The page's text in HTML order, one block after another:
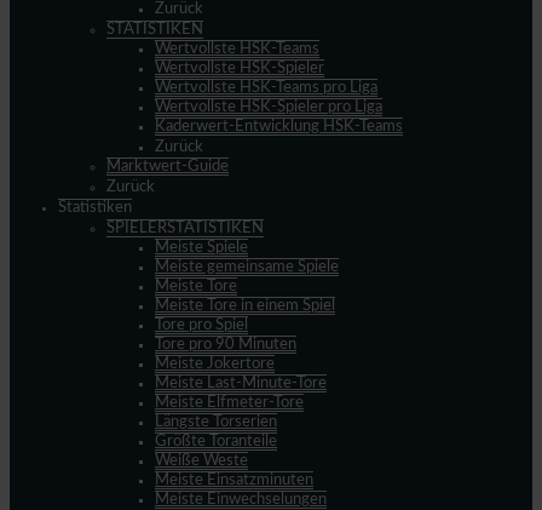
Zurück
STATISTIKEN
Wertvollste HSK-Teams
Wertvollste HSK-Spieler
Wertvollste HSK-Teams pro Liga
Wertvollste HSK-Spieler pro Liga
Kaderwert-Entwicklung HSK-Teams
Zurück
Marktwert-Guide
Zurück
Statistiken
SPIELERSTATISTIKEN
Meiste Spiele
Meiste gemeinsame Spiele
Meiste Tore
Meiste Tore in einem Spiel
Tore pro Spiel
Tore pro 90 Minuten
Meiste Jokertore
Meiste Last-Minute-Tore
Meiste Elfmeter-Tore
Längste Torserien
Größte Toranteile
Weiße Weste
Meiste Einsatzminuten
Meiste Einwechselungen